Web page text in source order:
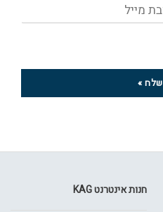
שלח »
חנות אינטרנט KAG